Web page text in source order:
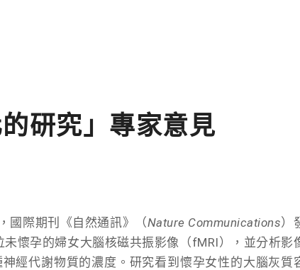
研究」專家意見
國際期刊《自然通訊》（Nature Communications）
懷孕的婦女大腦核磁共振影像（fMRI），並分析影
經代謝物質的濃度。研究看到懷孕女性的大腦灰質